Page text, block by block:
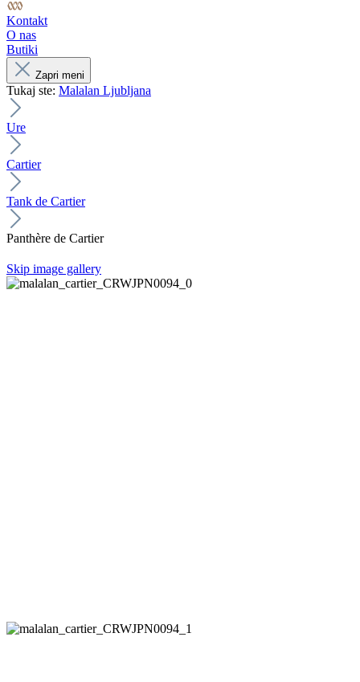
Kontakt
O nas
Butiki
Zapri meni
Tukaj ste: Malalan Ljubljana
Ure
Cartier
Tank de Cartier
Panthère de Cartier
Skip image gallery